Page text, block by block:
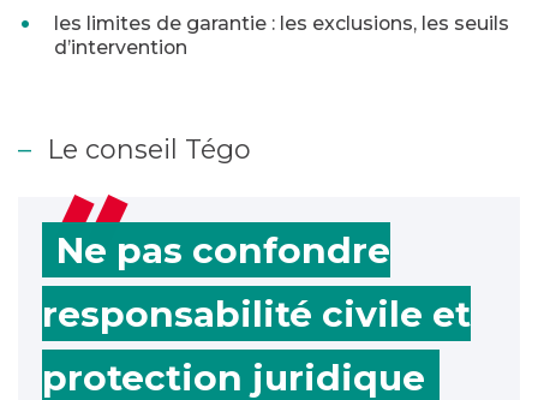
les limites de garantie : les exclusions, les seuils
d’intervention
Le conseil Tégo
Ne pas confondre
responsabilité civile et
protection juridique